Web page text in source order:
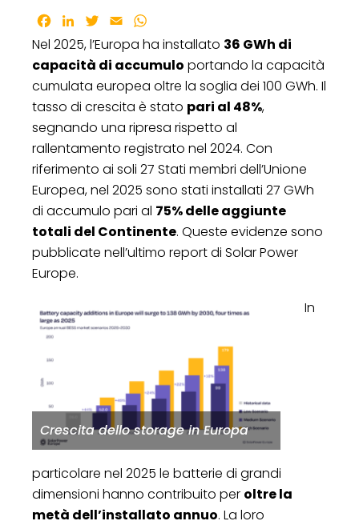
Facebook
LinkedInTwitter
Email
Nel 2025, l’Europa ha installato 36 GWh di
capacità di accumulo portando la capacità
cumulata europea oltre la soglia dei 100 GWh. Il
tasso di crescita è stato pari al 48%,
segnando una ripresa rispetto al
rallentamento registrato nel 2024. Con
riferimento ai soli 27 Stati membri dell’Unione
Europea, nel 2025 sono stati installati 27 GWh
di accumulo pari al 75% delle aggiunte
totali del Continente. Queste evidenze sono
pubblicate nell’ultimo report di Solar Power
Europe.
Crescita dello storage in Europa
In
particolare nel 2025 le batterie di grandi
dimensioni hanno contribuito per oltre la
metà dell’installato annuo. La loro